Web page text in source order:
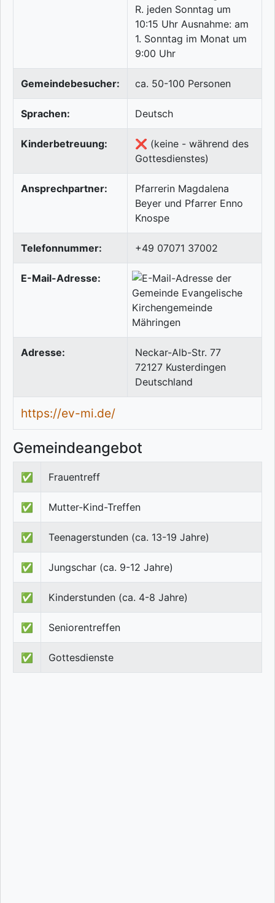
R. jeden Sonntag um
10:15 Uhr Ausnahme: am
1. Sonntag im Monat um
9:00 Uhr
Gemeindebesucher: ca. 50-100 Personen
Sprachen: Deutsch
Kinderbetreuung:
❌ (keine - während des
Gottesdienstes)
Ansprechpartner:
Pfarrerin Magdalena
Beyer und Pfarrer Enno
Knospe
Telefonnummer: +49 07071 37002
E-Mail-Adresse:
Adresse:
Neckar-Alb-Str. 77
72127 Kusterdingen
Deutschland
https://ev-mi.de/
Gemeindeangebot
✅ Frauentreff
✅ Mutter-Kind-Treffen
✅ Teenagerstunden (ca. 13-19 Jahre)
✅ Jungschar (ca. 9-12 Jahre)
✅ Kinderstunden (ca. 4-8 Jahre)
✅ Seniorentreffen
✅ Gottesdienste